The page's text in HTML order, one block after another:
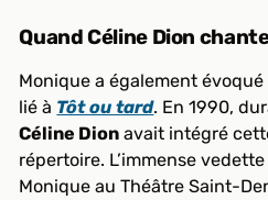
Quand Céline Dion
Monique a également
lié à Tôt ou tard. En 1990,
Céline Dion avait intégré
répertoire. L’immense
Monique au Théâtre Saint-